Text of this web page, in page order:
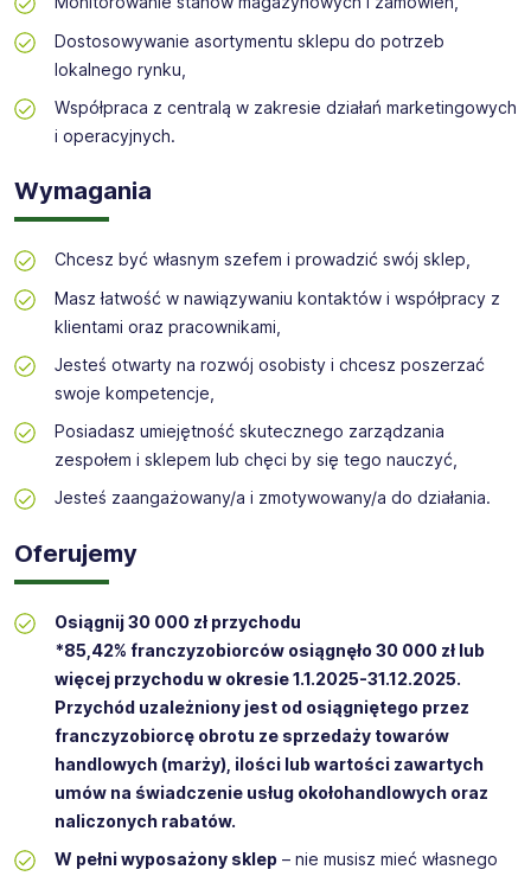
Poszukujemy kandydatów na Franczyzobiorców w
miejscowościach:
Bielsko-Biała - Bytom - Cieszyn - Frydek - Gołkowice -
Jastrzębie - Katowice
Rybnik - Siemianowice Śl
Ślemień - Tychy - Wilamowice - Wodzisłąw Śląski - Zabrze
Dostosowywanie asortymentu sklepu do potrzeb
lokalnego rynku,
Współpraca z centralą w zakresie działań marketingowych
i operacyjnych.
Wymagania
Chcesz być własnym szefem i prowadzić swój sklep,
Masz łatwość w nawiązywaniu kontaktów i współpracy z
klientami oraz pracownikami,
Jesteś otwarty na rozwój osobisty i chcesz poszerzać
swoje kompetencje,
Posiadasz umiejętność skutecznego zarządzania
zespołem i sklepem lub chęci by się tego nauczyć,
Jesteś zaangażowany/a i zmotywowany/a do działania.
Oferujemy
Osiągnij 30 000 zł przychodu
*85,42% franczyzobiorców osiągnęło 30 000 zł lub
więcej przychodu w okresie 1.1.2025-31.12.2025.
Przychód uzależniony jest od osiągniętego przez
franczyzobiorcę obrotu ze sprzedaży towarów
handlowych (marży), ilości lub wartości zawartych
umów na świadczenie usług okołohandlowych oraz
naliczonych rabatów.
W pełni wyposażony sklep– nie musisz mieć własnego